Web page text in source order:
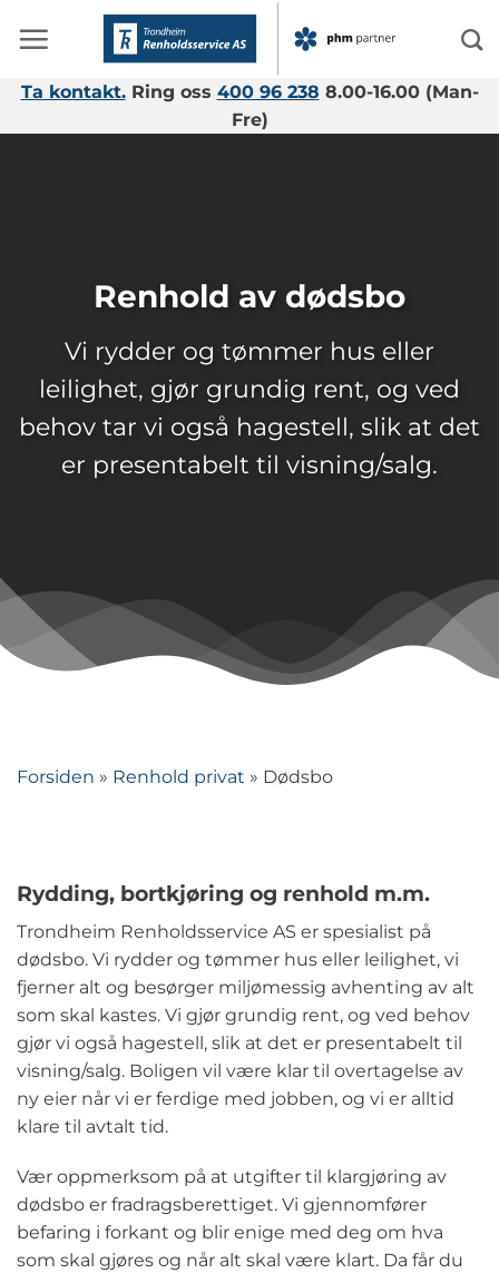
Ta kontakt.Ring oss 400 96 238 8.00-16.00 (Man-
Fre)
Renhold av dødsbo
Vi rydder og tømmer hus eller
leilighet, gjør grundig rent, og ved
behov tar vi også hagestell, slik at det
er presentabelt til visning/salg.
Forsiden » Renhold privat » Dødsbo
Rydding, bortkjøring og renhold m.m.
Trondheim Renholdsservice AS er spesialist på
dødsbo. Vi rydder og tømmer hus eller leilighet, vi
fjerner alt og besørger miljømessig avhenting av alt
som skal kastes. Vi gjør grundig rent, og ved behov
gjør vi også hagestell, slik at det er presentabelt til
visning/salg. Boligen vil være klar til overtagelse av
ny eier når vi er ferdige med jobben, og vi er alltid
klare til avtalt tid.
Vær oppmerksom på at utgifter til klargjøring av
dødsbo er fradragsberettiget. Vi gjennomfører
befaring i forkant og blir enige med deg om hva
som skal gjøres og når alt skal være klart. Da får du